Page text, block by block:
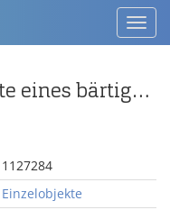
Gemme mit Portraitbüste eines bärtigen Denkers
1127284
Einzelobjekte